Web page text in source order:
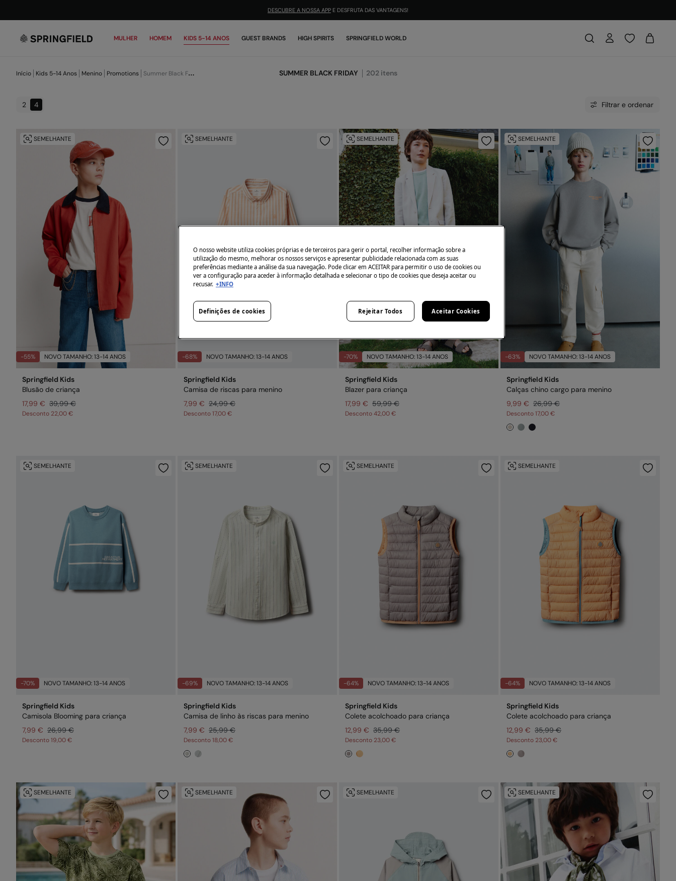
DESCUBRE A NOSSA APP E DESFRUTA DAS VANTAGENS!
MULHER HOMEM KIDS 5-14 ANOS GUEST BRANDS HIGH SPIRITS SPRINGFIELD WORLD
Início Kids 5-14 Anos Menino Promotions Summer Black Friday Niño PT SUMMER BLACK FRIDAY 202 itens
2 4 Filtrar e ordenar
-55% NOVO TAMANHO: 13-14 ANOS
SEMELHANTE
Springfield Kids
Blusão de criança
17,99 € 39,99 €
Desconto 22,00 €
-68% NOVO TAMANHO: 13-14 ANOS
SEMELHANTE
Springfield Kids
Camisa de riscas para menino
7,99 € 24,99 €
Desconto17,00 €
-70% NOVO TAMANHO: 13-14 ANOS
SEMELHANTE
Springfield Kids
Blazer para criança
17,99 € 59,99 €
Desconto42,00 €
-63% NOVO TAMANHO: 13-14 ANOS
SEMELHANTE
Springfield Kids
Calças chino cargo para menino
9,99 € 26,99 €
Desconto17,00 €
-70% NOVO TAMANHO: 13-14 ANOS
SEMELHANTE
Springfield Kids
Camisola Blooming para criança
7,99 € 26,99 €
Desconto19,00 €
-69% NOVO TAMANHO: 13-14 ANOS
SEMELHANTE
Springfield Kids
Camisa de linho às riscas para menino
7,99 € 25,99 €
Desconto18,00 €
-64% NOVO TAMANHO: 13-14 ANOS
SEMELHANTE
Springfield Kids
Colete acolchoado para criança
12,99 € 35,99 €
Desconto 23,00 €
-64% NOVO TAMANHO: 13-14 ANOS
SEMELHANTE
Springfield Kids
Colete acolchoado para criança
12,99 € 35,99 €
Desconto 23,00 €
SEMELHANTE SEMELHANTE SEMELHANTE SEMELHANTE
O nosso website utiliza cookies próprias e de terceiros para gerir o portal, recolher informação sobre a
utilização do mesmo, melhorar os nossos serviços e apresentar publicidade relacionada com as suas
preferências mediante a análise da sua navegação. Pode clicar em ACEITAR para permitir o uso de cookies ou
ver a configuração para aceder à informação detalhada e selecionar o tipo de cookies que deseja aceitar ou
recusar. +INFO
Rejeitar Todos Aceitar Cookies
Definições de cookies